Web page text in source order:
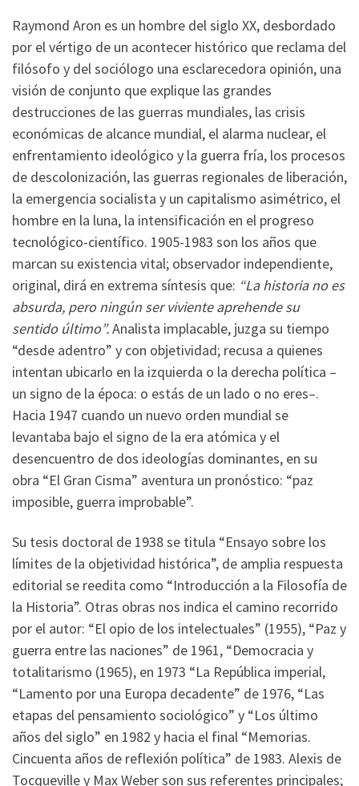
Raymond Aron es un hombre del siglo XX, desbordado
por el vértigo de un acontecer histórico que reclama del
filósofo y del sociólogo una esclarecedora opinión, una
visión de conjunto que explique las grandes
destrucciones de las guerras mundiales, las crisis
económicas de alcance mundial, el alarma nuclear, el
enfrentamiento ideológico y la guerra fría, los procesos
de descolonización, las guerras regionales de liberación,
la emergencia socialista y un capitalismo asimétrico, el
hombre en la luna, la intensificación en el progreso
tecnológico-científico. 1905-1983 son los años que
marcan su existencia vital; observador independiente,
original, dirá en extrema síntesis que: “La historia no es
absurda, pero ningún ser viviente aprehende su
sentido último”.Analista implacable, juzga su tiempo
“desde adentro” y con objetividad; recusa a quienes
intentan ubicarlo en la izquierda o la derecha política –
un signo de la época: o estás de un lado o no eres–.
Hacia 1947 cuando un nuevo orden mundial se
levantaba bajo el signo de la era atómica y el
desencuentro de dos ideologías dominantes, en su
obra “El Gran Cisma” aventura un pronóstico: “paz
imposible, guerra improbable”.
Su tesis doctoral de 1938 se titula “Ensayo sobre los
límites de la objetividad histórica”, de amplia respuesta
editorial se reedita como “Introducción a la Filosofía de
la Historia”. Otras obras nos indica el camino recorrido
por el autor: “El opio de los intelectuales” (1955), “Paz y
guerra entre las naciones” de 1961, “Democracia y
totalitarismo (1965), en 1973 “La República imperial,
“Lamento por una Europa decadente” de 1976, “Las
etapas del pensamiento sociológico” y “Los último
años del siglo” en 1982 y hacia el final “Memorias.
Cincuenta años de reflexión política” de 1983. Alexis de
Tocqueville y Max Weber son sus referentes principales;